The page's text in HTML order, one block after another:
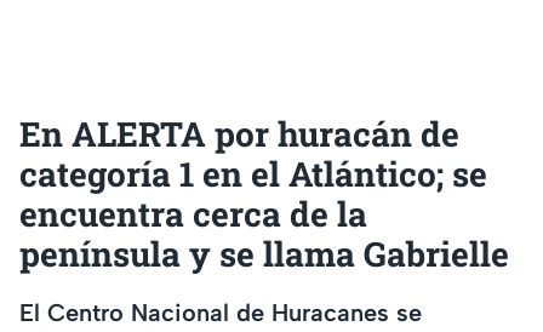
En ALERTA por huracán de
categoría 1 en el Atlántico; se
encuentra cerca de la
península y se llama Gabrielle
El Centro Nacional de Huracanes se